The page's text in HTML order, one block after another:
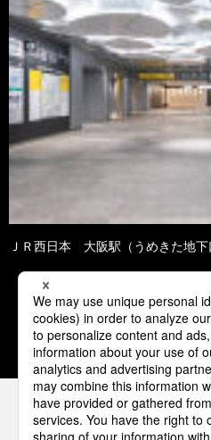
ＪＲ西日本 大阪駅（うめきた地下
1 2 3
パナソニックの電気